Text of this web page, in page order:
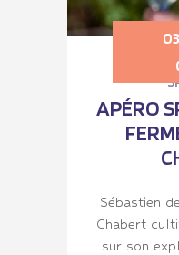
APÉRO
Sébastien
Chabert
sur son